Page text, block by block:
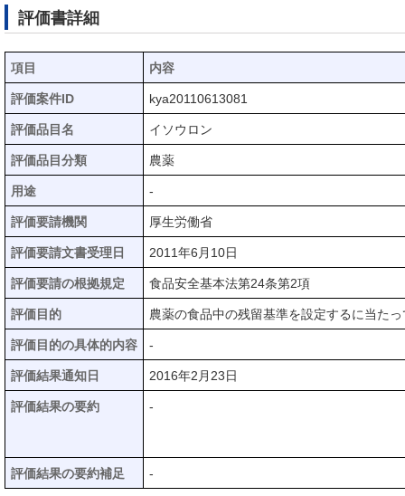
評価書詳細
項目 内容
評価案件ID kya20110613081
評価品目名 イソウロン
評価品目分類 農薬
用途 -
評価要請機関 厚生労働省
評価要請文書受理日 2011年6月10日
評価要請の根拠規定 食品安全基本法第24条第2項
評価目的 農薬の食品中の残留基準を設定するに当た
評価目的の具体的内容 -
評価結果通知日 2016年2月23日
評価結果の要約 -
評価結果の要約補足 -